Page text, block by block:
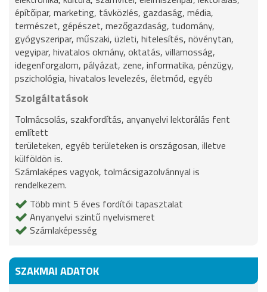
építőipar, marketing, távközlés, gazdaság, média,
természet, gépészet, mezőgazdaság, tudomány,
gyógyszeripar, műszaki, üzleti, hitelesítés, növénytan,
vegyipar, hivatalos okmány, oktatás, villamosság,
idegenforgalom, pályázat, zene, informatika, pénzügy,
pszichológia, hivatalos levelezés, életmód, egyéb
Szolgáltatások
Tolmácsolás, szakfordítás, anyanyelvi lektorálás fent
említett
területeken, egyéb területeken is országosan, illetve
külföldön is.
Számlaképes vagyok, tolmácsigazolvánnyal is
rendelkezem.
Több mint 5 éves fordítói tapasztalat
Anyanyelvi szintű nyelvismeret
Számlaképesség
SZAKMAI ADATOK